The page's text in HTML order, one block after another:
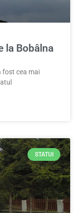
la Bobâlna
fost cea mai
STATUI